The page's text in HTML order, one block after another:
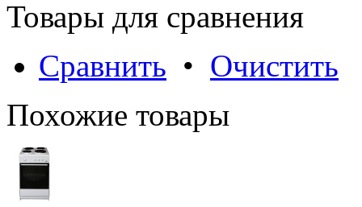
Товары для сравнения
Сравнить • Очистить
Похожие товары